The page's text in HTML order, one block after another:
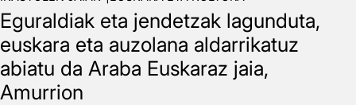
Eguraldiak eta jendetzak lagunduta,
euskara eta auzolana aldarrikatuz
abiatu da Araba Euskaraz jaia,
Amurrion